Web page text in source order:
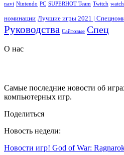
navi Nintendo PC SUPERHOT Team Twitch
номинации Лучшие игры 2021 |
Руководства Сайтовые Спец
О нас
Самые последние новости об
компьютерных игр.
Поделиться
Новость недели:
Новости игр! God of War: